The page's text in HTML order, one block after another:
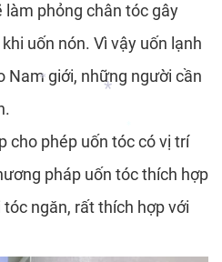
*
*
*
*
làm phỏng chân tóc gây
uốn nón. Vì vậy uốn lạnh
Nam giới, những người cần
cho phép uốn tóc có vị trí
pháp uốn tóc thích hợp
ngăn, rất thích hợp với